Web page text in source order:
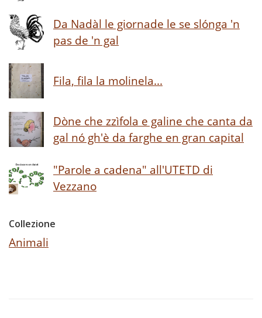
Da Nadàl le giornade le se slónga 'n
pas de 'n gal
Fila, fila la molinela...
Dòne che zzìfola e galine che canta da
gal nó gh'è da farghe en gran capital
"Parole a cadena" all'UTETD di
Vezzano
Collezione
Animali